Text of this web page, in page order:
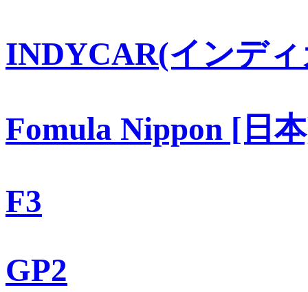
INDYCAR(インデ
Fomula Nippon [日
F3
GP2